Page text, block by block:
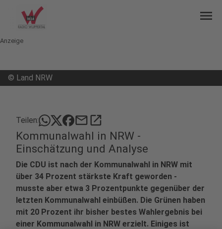
menu
Anzeige
© Land NRW
Teilen: mailopen_in_new
Kommunalwahl in NRW -
Einschätzung und Analyse
Die CDU ist nach der Kommunalwahl in NRW mit
über 34 Prozent stärkste Kraft geworden -
musste aber etwa 3 Prozentpunkte gegenüber der
letzten Kommunalwahl einbüßen. Die Grünen haben
mit 20 Prozent ihr bisher bestes Wahlergebnis bei
einer Kommunalwahl in NRW erzielt. Einiges ist